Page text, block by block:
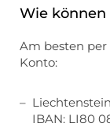
Wie können
Am besten
Konto:
IBAN: LI80